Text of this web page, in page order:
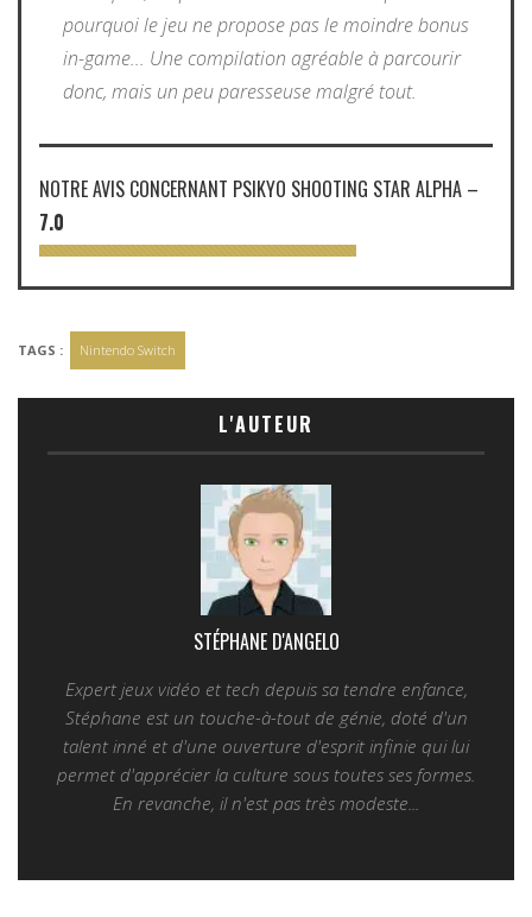
pourquoi le jeu ne propose pas le moindre bonus
in-game... Une compilation agréable à parcourir
donc, mais un peu paresseuse malgré tout.
NOTRE AVIS CONCERNANT PSIKYO SHOOTING STAR ALPHA –
7.0
TAGS : Nintendo Switch
L'AUTEUR
STÉPHANE D'ANGELO
Expert jeux vidéo et tech depuis sa tendre enfance,
Stéphane est un touche-à-tout de génie, doté d'un
talent inné et d'une ouverture d'esprit infinie qui lui
permet d'apprécier la culture sous toutes ses formes.
En revanche, il n'est pas très modeste...